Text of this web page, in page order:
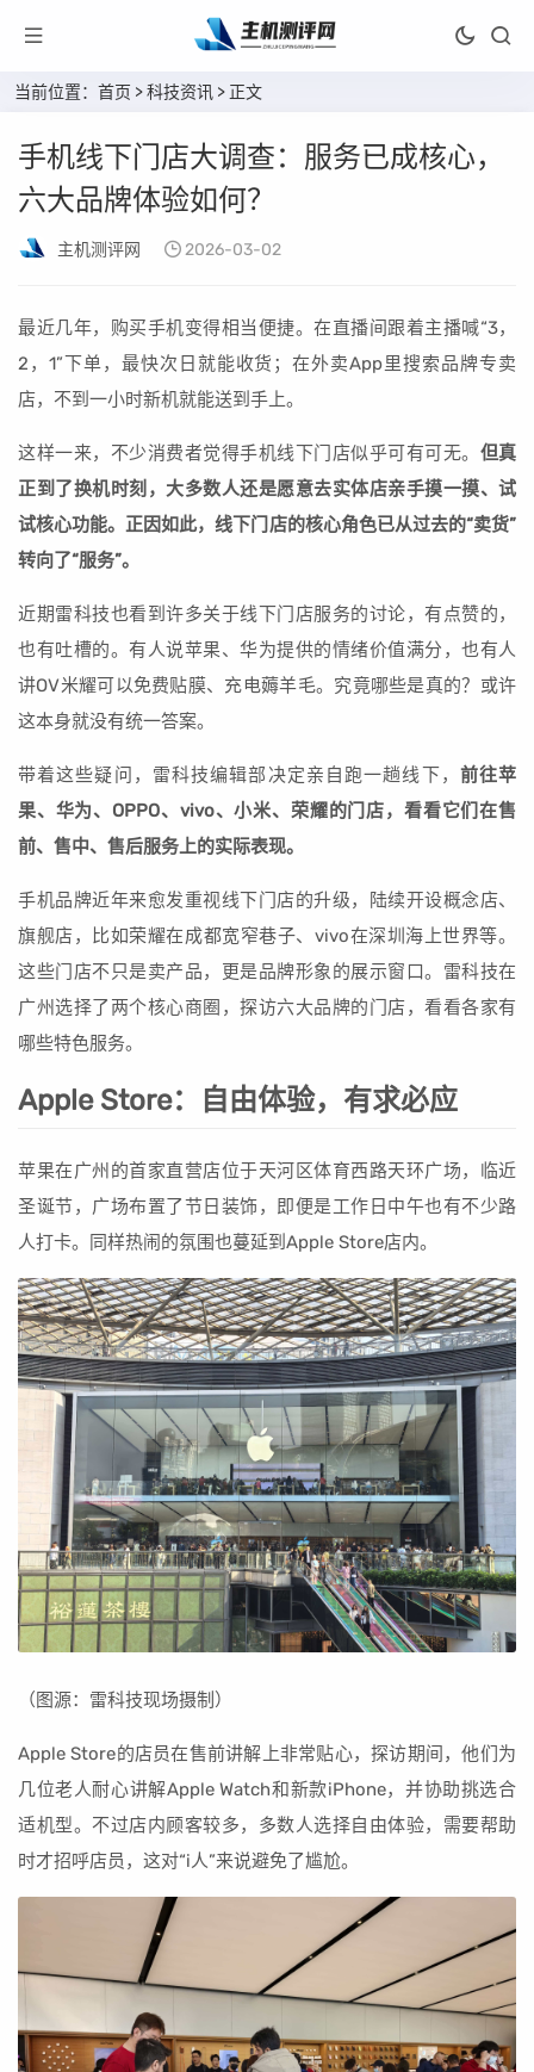
当前位置： 首页 >科技资讯 > 正文
手机线下门店大调查：服务已成核心，
六大品牌体验如何？
主机测评网 2026-03-02
最近几年，购买手机变得相当便捷。在直播间跟着主播喊“3，
2，1”下单，最快次日就能收货；在外卖App里搜索品牌专卖
店，不到一小时新机就能送到手上。
这样一来，不少消费者觉得手机线下门店似乎可有可无。 但真
正到了换机时刻，大多数人还是愿意去实体店亲手摸一摸、试
试核心功能。正因如此，线下门店的核心角色已从过去的“卖货”
转向了“服务”。
近期雷科技也看到许多关于线下门店服务的讨论，有点赞的，
也有吐槽的。有人说苹果、华为提供的情绪价值满分，也有人
讲OV米耀可以免费贴膜、充电薅羊毛。究竟哪些是真的？或许
这本身就没有统一答案。
带着这些疑问，雷科技编辑部决定亲自跑一趟线下， 前往苹
果、华为、OPPO、vivo、小米、荣耀的门店，看看它们在售
前、售中、售后服务上的实际表现。
手机品牌近年来愈发重视线下门店的升级，陆续开设概念店、
旗舰店，比如荣耀在成都宽窄巷子、vivo在深圳海上世界等。
这些门店不只是卖产品，更是品牌形象的展示窗口。雷科技在
广州选择了两个核心商圈，探访六大品牌的门店，看看各家有
哪些特色服务。
Apple Store：自由体验，有求必应
苹果在广州的首家直营店位于天河区体育西路天环广场，临近
圣诞节，广场布置了节日装饰，即便是工作日中午也有不少路
人打卡。同样热闹的氛围也蔓延到Apple Store店内。
（图源：雷科技现场摄制）
Apple Store的店员在售前讲解上非常贴心，探访期间，他们为
几位老人耐心讲解Apple Watch和新款iPhone，并协助挑选合
适机型。不过店内顾客较多，多数人选择自由体验，需要帮助
时才招呼店员，这对“i人”来说避免了尴尬。